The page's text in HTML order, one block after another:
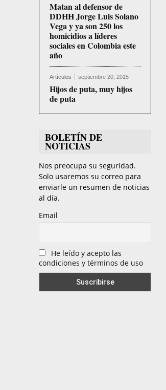
Matan al defensor de
DDHH Jorge Luis Solano
Vega y ya son 250 los
homicidios a líderes
sociales en Colombia este
año
Artículos septiembre 20, 2015
Hijos de puta, muy hijos
de puta
BOLETÍN DE
NOTICIAS
Nos preocupa su seguridad.
Solo usaremos su correo para
enviarle un resumen de noticias
al día.
Email
He leído y acepto las
condiciones y términos de uso